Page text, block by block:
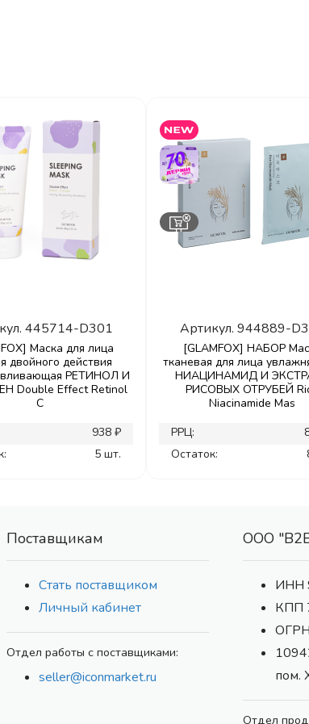
445714-D301
Маска для лица
двойного действия
РЕТИНОЛ И
Double Effect Retinol
C
938 ₽
5 шт.
Артикул. 944889-
[GLAMFOX] НАБОР
тканевая для лица
НИАЦИНАМИД И
РИСОВЫХ ОТРУБЕЙ
Niacinamide Mas
РРЦ:
Остаток:
Поставщикам
Стать поставщиком
Личный кабинет
Отдел работы с поставщиками:
seller@iconmarket.ru
ООО
ИНН
КПП
пом.
Отдел